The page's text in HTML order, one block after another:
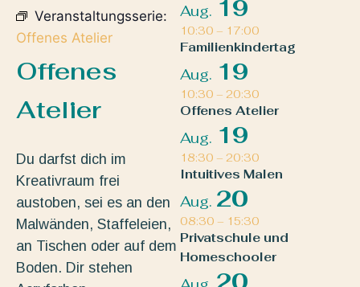
Veranstaltungsserie:
Offenes Atelier
Offenes
Atelier
Du darfst dich im
Kreativraum frei
austoben, sei es an den
Malwänden, Staffeleien,
an Tischen oder auf dem
Boden. Dir stehen
Aug. 19
10:30 – 17:00
Familienkindertag
Aug. 19
10:30 – 20:30
Offenes Atelier
Aug. 19
18:30 – 20:30
Intuitives Malen
Aug. 20
08:30 – 15:30
Privatschule und
Homeschooler